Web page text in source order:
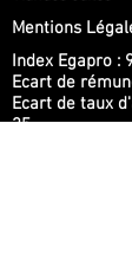
Mentions
Index Egapro :
Ecart de
Ecart de taux
35